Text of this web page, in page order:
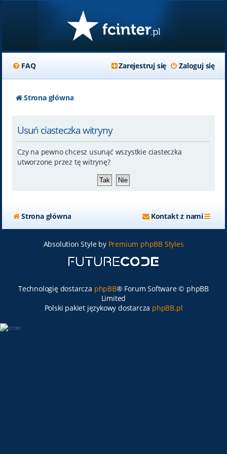
FAQ Zaloguj się
Zarejestruj się
Strona główna
Usuń ciasteczka witryny
Czy na pewno chcesz usunąć wszystkie ciasteczka
utworzone przez tę witrynę?
Strona główna Kontakt z nami
Absolution Style by Premium phpBB Styles
Technologię dostarcza phpBB® Forum Software © phpBB
Limited
Polski pakiet językowy dostarcza phpBB.pl